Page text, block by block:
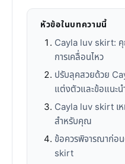
หัวข้อในบทความนี้
Cayla luv skirt:
การเคลื่อนไหว
ปรับลุคสวยด้วย
แต่งตัวและข้อแนะน
Cayla luv skirt เห
สำหรับคุณ
ข้อควรพิจารณาก่อ
skirt